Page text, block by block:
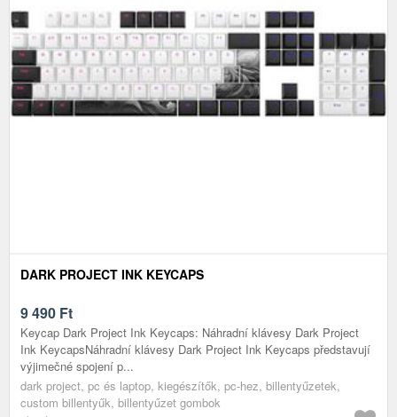
DARK PROJECT INK KEYCAPS
9 490 Ft
Keycap Dark Project Ink Keycaps: Náhradní klávesy Dark Project
Ink KeycapsNáhradní klávesy Dark Project Ink Keycaps představují
výjimečné spojení p...
dark project, pc és laptop, kiegészítők, pc-hez, billentyűzetek,
custom billentyűk, billentyűzet gombok